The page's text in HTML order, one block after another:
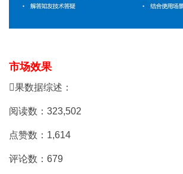
市场效果
果数据综述：
阅读数：323,502
点赞数：1,614
评论数：679